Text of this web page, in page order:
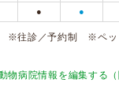
● ●
※往診／予約制 ※ペッ
物病院情報を編集する（